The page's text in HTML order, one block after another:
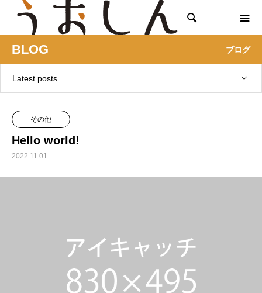

BLOG ブログ
Latest posts
その他
Hello world!
2022.11.01